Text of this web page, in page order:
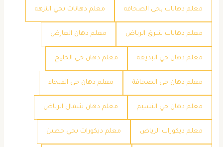
معلم دهانات بحي الصحافه معلم دهانات بحي النزهه
معلم دهانات شرق الرياض معلم دهان العارض
معلم دهان حي البديعه معلم دهان حي الخليج
معلم دهان حي الصحافة معلم دهان حي الفيحاء
معلم دهان حي النسيم معلم دهان شمال الرياض
معلم ديكورات الرياض معلم ديكورات بحي حطين